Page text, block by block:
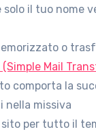
il tuo nome
o
(Simple Mail
comporta la
nella missiva
per tutto il